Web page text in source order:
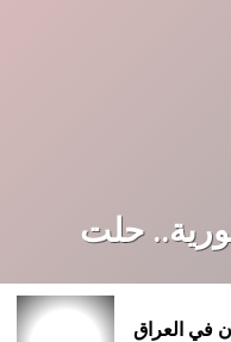
حلت
في العراق